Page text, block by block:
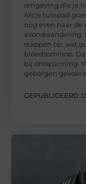
omgeving die je
Als je tuinpad
nog even naar de
avondwandeling.
stappen op, wat
bloedsomloop.
bij ontspanning.
geborgen gevoel
GEPUBLICEERD